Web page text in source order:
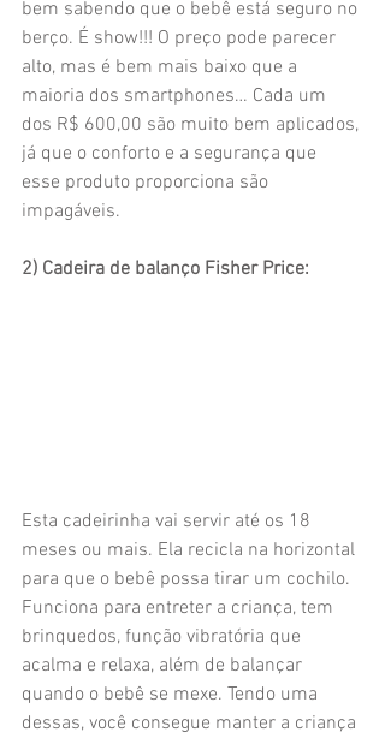
bem sabendo que o bebê está seguro no
berço. É show!!! O preço pode parecer
alto, mas é bem mais baixo que a
maioria dos smartphones… Cada um
dos R$ 600,00 são muito bem aplicados,
já que o conforto e a segurança que
esse produto proporciona são
impagáveis.
2) Cadeira de balanço Fisher Price:
Esta cadeirinha vai servir até os 18
meses ou mais. Ela recicla na horizontal
para que o bebê possa tirar um cochilo.
Funciona para entreter a criança, tem
brinquedos, função vibratória que
acalma e relaxa, além de balançar
quando o bebê se mexe. Tendo uma
dessas, você consegue manter a criança